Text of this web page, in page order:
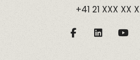
+41 21 XXX XX